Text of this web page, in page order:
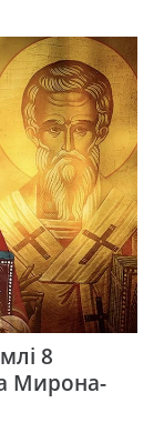
8
Мирона-